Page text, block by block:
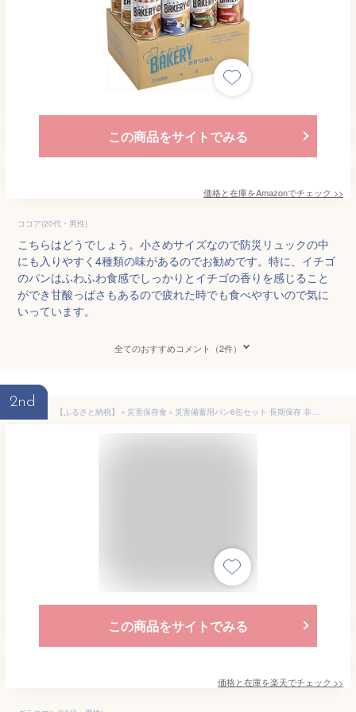
この商品をサイトでみる
価格と在庫をAmazonでチェック >>
ココア(20代・男性)
こちらはどうでしょう。小さめサイズなので防災リュックの中
にも入りやすく4種類の味があるのでお勧めです。特に、イチゴ
のパンはふわふわ食感でしっかりとイチゴの香りを感じること
ができ甘酸っぱさもあるので疲れた時でも食べやすいので気に
いっています。
全てのおすすめコメント（2件）
2nd
【ふるさと納税】＜災害保存食＞災害備蓄用パン6缶セット 長期保存 非常食 保存食 防災食 防災セット 防災グッズ 缶切り不要 5年保存 常温 パン マフィン 食糧 ローリングストック キャンプ アウトドア オレンジ 黒まめ プチヴェール クランベリー＆ホワイトチョコ
この商品をサイトでみる
価格と在庫を楽天でチェック >>